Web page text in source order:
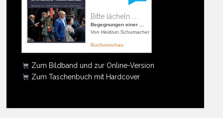
Bitte lächeln ...
Begegnungen einer ...
Von Heidrun Schumacher
Buchvorschau
Zum Bildband und zur Online-Version
Zum Taschenbuch mit Hardcover